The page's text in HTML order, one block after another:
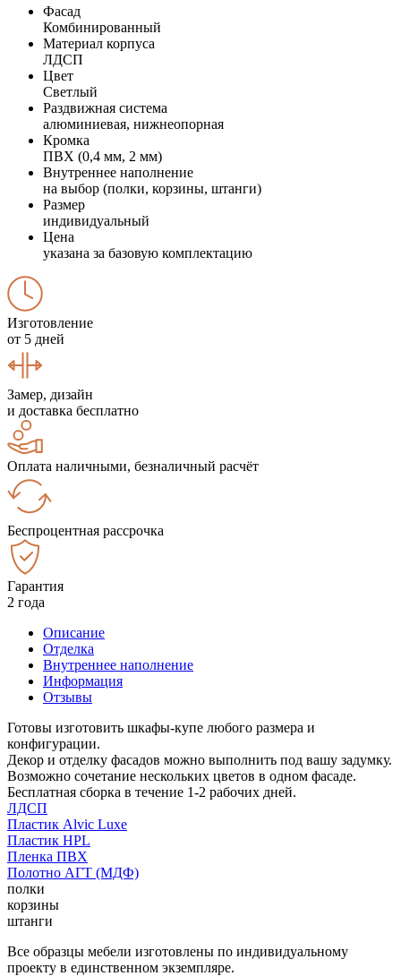
Фасад
Комбинированный
Материал корпуса
ЛДСП
Цвет
Светлый
Раздвижная система
алюминиевая, нижнеопорная
Кромка
ПВХ (0,4 мм, 2 мм)
Внутреннее наполнение
на выбор (полки, корзины, штанги)
Размер
индивидуальный
Цена
указана за базовую комплектацию
Изготовление
от 5 дней
Замер, дизайн
и доставка бесплатно
Оплата наличными, безналичный расчёт
Беспроцентная рассрочка
Гарантия
2 года
Описание
Отделка
Внутреннее наполнение
Информация
Отзывы
Готовы изготовить шкафы-купе любого размера и
конфигурации.
Декор и отделку фасадов можно выполнить под вашу задумку.
Возможно сочетание нескольких цветов в одном фасаде.
Бесплатная сборка в течение 1-2 рабочих дней.
ЛДСП
Пластик Alvic Luxe
Пластик HPL
Пленка ПВХ
Полотно АГТ (МДФ)
полки
корзины
штанги
Все образцы мебели изготовлены по индивидуальному
проекту в единственном экземпляре.